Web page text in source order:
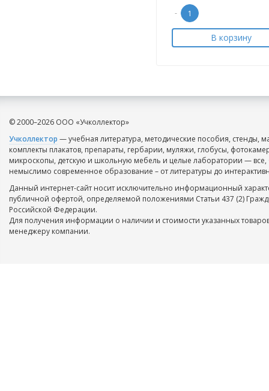
-
В корзину
© 2000–2026 ООО «Учколлектор»
Учколлектор — учебная литература, методические пособия, стенды,
комплекты плакатов, препараты, гербарии, муляжи, глобусы,
микроскопы, детскую и школьную мебель и целые лаборатории — все,
немыслимо современное образование – от литературы до
Данный интернет-сайт носит исключительно информационный
публичной офертой, определяемой положениями Статьи 437 (2)
Российской Федерации.
Для получения информации о наличии и стоимости указанных
менеджеру компании.